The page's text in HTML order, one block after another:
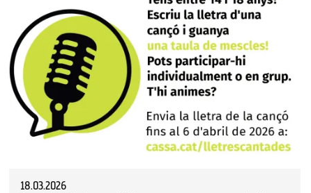
18.03.2026